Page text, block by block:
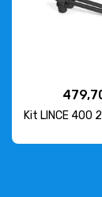
Kit LINCE 400